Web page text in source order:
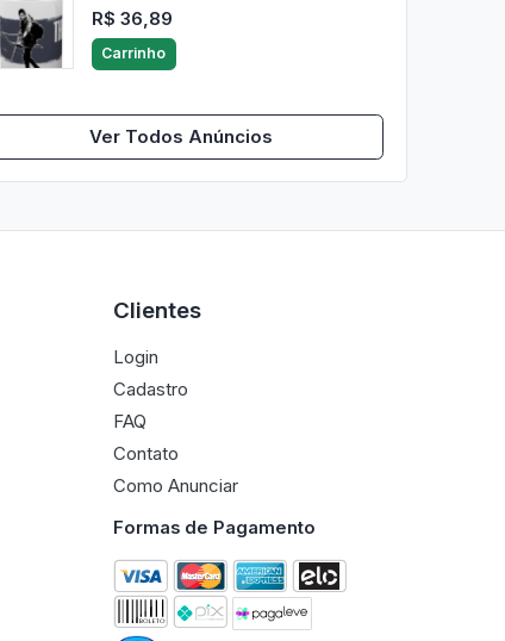
R$ 36,89
Carrinho
Ver Todos Anúncios
Clientes
Login
Cadastro
FAQ
Contato
Como Anunciar
Formas de Pagamento